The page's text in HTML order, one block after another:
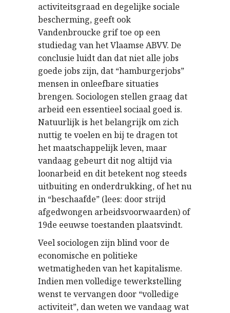
activiteitsgraad en degelijke sociale
bescherming, geeft ook
Vandenbroucke grif toe op een
studiedag van het Vlaamse ABVV. De
conclusie luidt dan dat niet alle jobs
goede jobs zijn, dat “hamburgerjobs”
mensen in onleefbare situaties
brengen. Sociologen stellen graag dat
arbeid een essentieel sociaal goed is.
Natuurlijk is het belangrijk om zich
nuttig te voelen en bij te dragen tot
het maatschappelijk leven, maar
vandaag gebeurt dit nog altijd via
loonarbeid en dit betekent nog steeds
uitbuiting en onderdrukking, of het nu
in “beschaafde” (lees: door strijd
afgedwongen arbeidsvoorwaarden) of
19de eeuwse toestanden plaatsvindt.
Veel sociologen zijn blind voor de
economische en politieke
wetmatigheden van het kapitalisme.
Indien men volledige tewerkstelling
wenst te vervangen door “volledige
activiteit”, dan weten we vandaag wat